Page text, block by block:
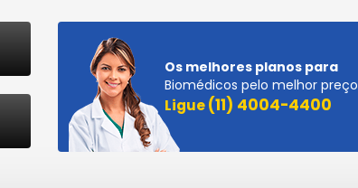
Os melhores planos para
Biomédicos pelo melhor preço
Ligue(11) 4004-4400